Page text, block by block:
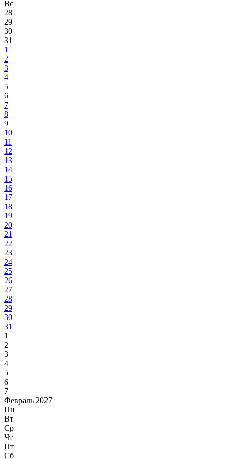
Вс
28
29
30
31
1
2
3
4
5
6
7
8
9
10
11
12
13
14
15
16
17
18
19
20
21
22
23
24
25
26
27
28
29
30
31
1
2
3
4
5
6
7
Февраль 2027
Пн
Вт
Ср
Чт
Пт
Сб